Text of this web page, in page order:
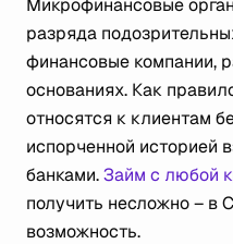
Микрофинансовые
разряда
финансовые компании,
основаниях. Как
относятся к клиентам
испорченной историей
банками.Займ с любой
получить несложно – в
возможность.